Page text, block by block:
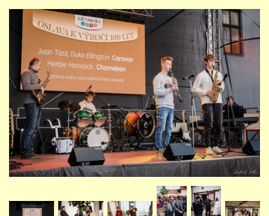
O ŠKOLE
PRO RODIČE
TALENTOVÉ ZKOUŠKY
STUDIJNÍ OBORY
GALERIE